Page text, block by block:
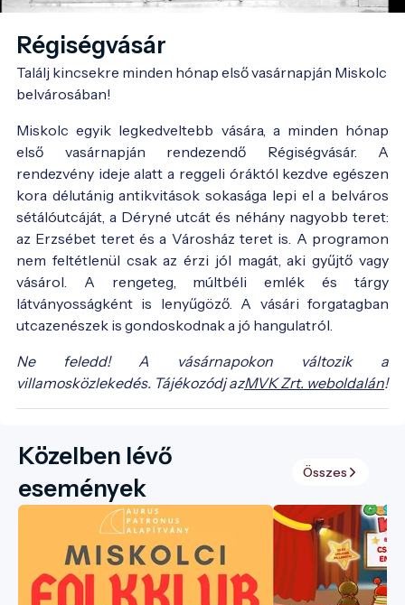
Régiségvásár
Találj kincsekre minden hónap első vasárnapján Miskolc
belvárosában!
Miskolc egyik legkedveltebb vására, a minden hónap
első vasárnapján rendezendő Régiségvásár. A
rendezvény ideje alatt a reggeli óráktól kezdve egészen
kora délutánig antikvitások sokasága lepi el a belváros
sétálóutcáját, a Déryné utcát és néhány nagyobb teret:
az Erzsébet teret és a Városház teret is. A programon
nem feltétlenül csak az érzi jól magát, aki gyűjtő vagy
vásárol. A rengeteg, múltbéli emlék és tárgy
látványosságként is lenyűgöző. A vásári forgatagban
utcazenészek is gondoskodnak a jó hangulatról.
Ne feledd! A vásárnapokon változik a
villamosközlekedés. Tájékozódj azMVK Zrt. weboldalán!
Közelben lévő
események
Összes